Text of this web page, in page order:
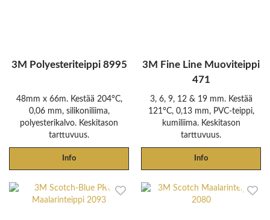
3M Polyesteriteippi 8995
48mm x 66m. Kestää 204°C,
0,06 mm, silikoniliima,
polyesterikalvo. Keskitason
tarttuvuus.
Info
3M Fine Line Muoviteippi
471
3, 6, 9, 12 & 19 mm. Kestää
121°C, 0,13 mm, PVC-teippi,
kumiliima. Keskitason
tarttuvuus.
Info